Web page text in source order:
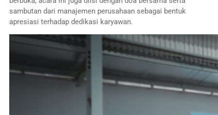
sambutan dari manajemen perusahaan sebagai bentuk
apresiasi terhadap dedikasi karyawan.